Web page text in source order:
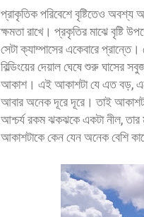
প্রাকৃতিক পরিবেশে বৃষ্টিতেও অবশ্য
ক্ষমতা রাখে। প্রকৃতির মাঝে বৃষ্টি
সেটা ক্যাম্পাসের একেবারে
বিল্ডিংয়ের দেয়াল ঘেষে শুরু ঘাসের
আকাশ। এই আকাশটা যে এত বড়,
আবার অনেক দূরে দূরে। তাই
আশ্চর্য রকম ঝকঝকে একটা নীল, তার
আকাশটাকে কেন যেন অনেক বেশি